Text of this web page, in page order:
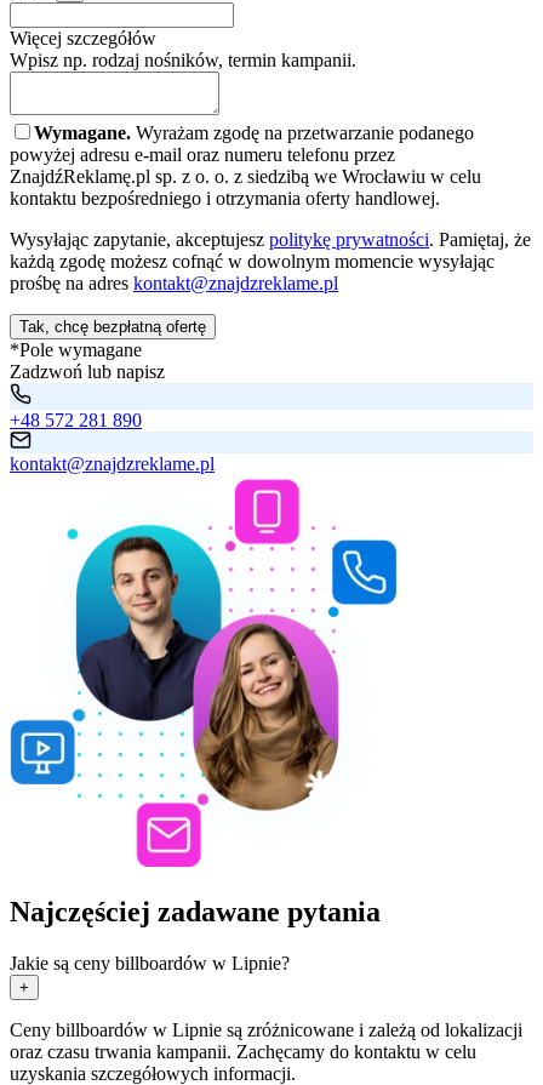
Więcej szczegółów
Wpisz np. rodzaj nośników, termin kampanii.
Wymagane. Wyrażam zgodę na przetwarzanie podanego
powyżej adresu e-mail oraz numeru telefonu przez
ZnajdźReklamę.pl sp. z o. o. z siedzibą we Wrocławiu w celu
kontaktu bezpośredniego i otrzymania oferty handlowej.
Wysyłając zapytanie, akceptujesz politykę prywatności. Pamiętaj, że
każdą zgodę możesz cofnąć w dowolnym momencie wysyłając
prośbę na adres kontakt@znajdzreklame.pl
Tak, chcę bezpłatną ofertę
*Pole wymagane
Zadzwoń lub napisz
+48 572 281 890
kontakt@znajdzreklame.pl
Najczęściej zadawane pytania
Jakie są ceny billboardów w Lipnie?
+
Ceny billboardów w Lipnie są zróżnicowane i zależą od lokalizacji
oraz czasu trwania kampanii. Zachęcamy do kontaktu w celu
uzyskania szczegółowych informacji.